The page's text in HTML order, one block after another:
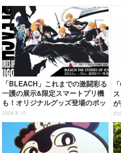
「BLEACH」これまでの激闘彩る
一護の展示&限定スマートプリ機
も！オリジナルグッズ登場のポッ
プアップ開催【9月4日～】
2026.8.10